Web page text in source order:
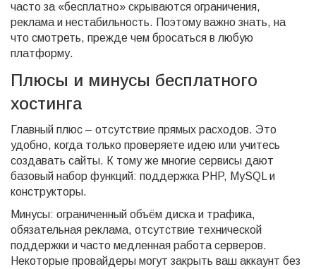
часто за «бесплатно» скрываются ограничения,
реклама и нестабильность. Поэтому важно знать, на
что смотреть, прежде чем бросаться в любую
платформу.
Плюсы и минусы бесплатного
хостинга
Главный плюс – отсутствие прямых расходов. Это
удобно, когда только проверяете идею или учитесь
создавать сайты. К тому же многие сервисы дают
базовый набор функций: поддержка PHP, MySQL и
конструкторы.
Минусы: ограниченный объём диска и трафика,
обязательная реклама, отсутствие технической
поддержки и часто медленная работа серверов.
Некоторые провайдеры могут закрыть ваш аккаунт без